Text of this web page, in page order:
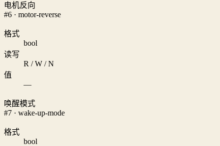
电机反向
#6 · motor-reverse
格式
bool
读写
R / W / N
值
—
唤醒模式
#7 · wake-up-mode
格式
bool